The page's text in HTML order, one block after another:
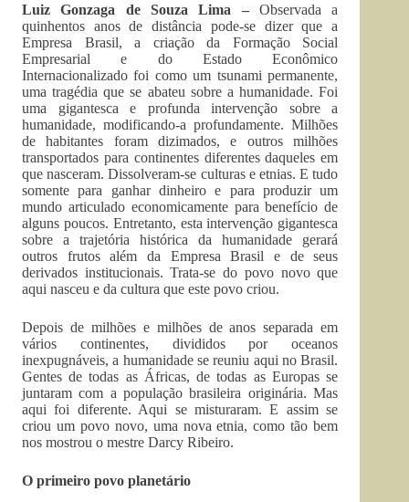
Luiz Gonzaga de Souza Lima – Observada a
quinhentos anos de distância pode-se dizer que a
Empresa Brasil, a criação da Formação Social
Empresarial e do Estado Econômico
Internacionalizado foi como um tsunami permanente,
uma tragédia que se abateu sobre a humanidade. Foi
uma gigantesca e profunda intervenção sobre a
humanidade, modificando-a profundamente. Milhões
de habitantes foram dizimados, e outros milhões
transportados para continentes diferentes daqueles em
que nasceram. Dissolveram-se culturas e etnias. E tudo
somente para ganhar dinheiro e para produzir um
mundo articulado economicamente para benefício de
alguns poucos. Entretanto, esta intervenção gigantesca
sobre a trajetória histórica da humanidade gerará
outros frutos além da Empresa Brasil e de seus
derivados institucionais. Trata-se do povo novo que
aqui nasceu e da cultura que este povo criou.
Depois de milhões e milhões de anos separada em
vários continentes, divididos por oceanos
inexpugnáveis, a humanidade se reuniu aqui no Brasil.
Gentes de todas as Áfricas, de todas as Europas se
juntaram com a população brasileira originária. Mas
aqui foi diferente. Aqui se misturaram. E assim se
criou um povo novo, uma nova etnia, como tão bem
nos mostrou o mestre Darcy Ribeiro.
O primeiro povo planetário